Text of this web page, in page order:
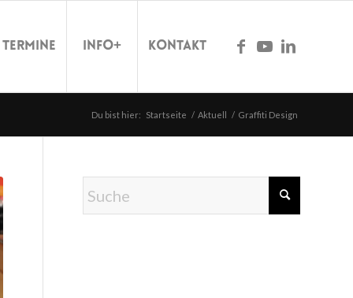
Termine Info+ Kontakt
Du bist hier: Startseite / Aktuell / Graffiti Design